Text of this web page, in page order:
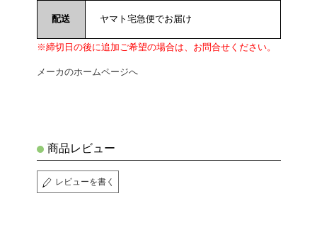
配送 ヤマト宅急便でお届け
※締切日の後に追加ご希望の場合は、お問合せください。
メーカのホームページへ
商品レビュー
レビューを書く